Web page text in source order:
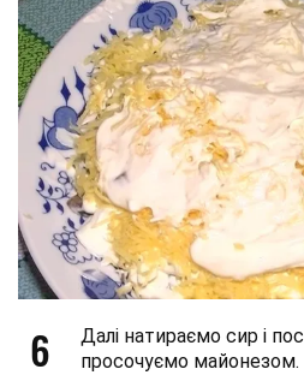
6
Далі натираємо сир і
просочуємо майонезом.